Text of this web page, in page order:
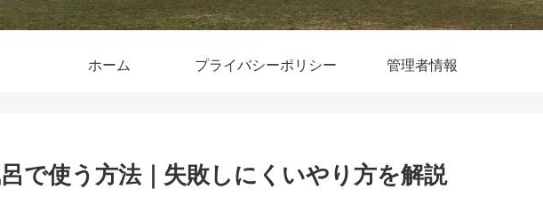
ホーム プライバシーポリシー 管理者情報
で使う方法｜失敗しにくいやり方を解説